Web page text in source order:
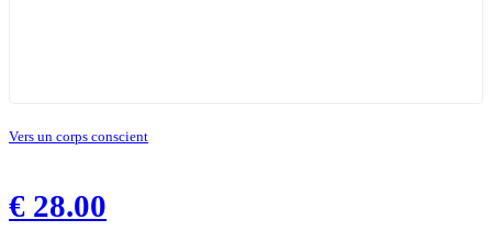
Vers un corps conscient
€ 28.00